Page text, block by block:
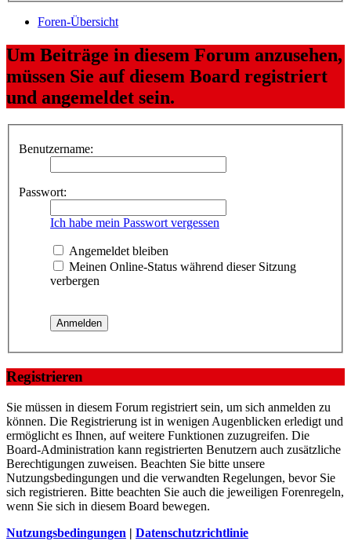
Foren-Übersicht
Um Beiträge in diesem Forum anzusehen,
müssen Sie auf diesem Board registriert
und angemeldet sein.
Benutzername:
Passwort:
Ich habe mein Passwort vergessen
Angemeldet bleiben
Meinen Online-Status während dieser Sitzung
verbergen
Registrieren
Sie müssen in diesem Forum registriert sein, um sich anmelden zu
können. Die Registrierung ist in wenigen Augenblicken erledigt und
ermöglicht es Ihnen, auf weitere Funktionen zuzugreifen. Die
Board-Administration kann registrierten Benutzern auch zusätzliche
Berechtigungen zuweisen. Beachten Sie bitte unsere
Nutzungsbedingungen und die verwandten Regelungen, bevor Sie
sich registrieren. Bitte beachten Sie auch die jeweiligen Forenregeln,
wenn Sie sich in diesem Board bewegen.
Nutzungsbedingungen | Datenschutzrichtlinie